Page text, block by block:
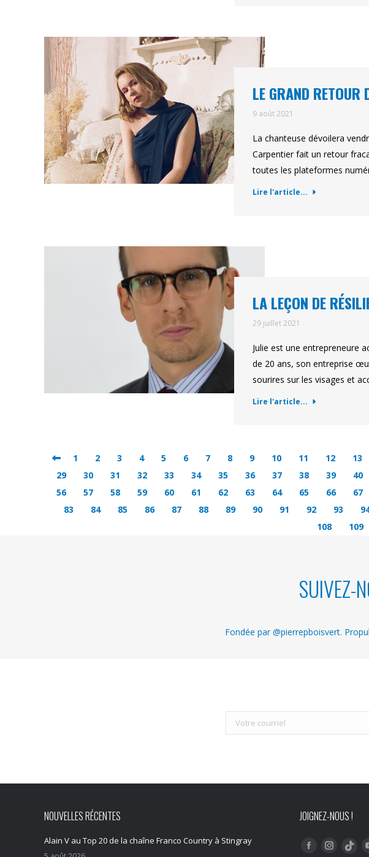
LE GRAND RETOUR
9 août 2021
La chanteuse dévoilera
Carpentier fait un retour
toutes les plateformes
Lire l'article...
LA LEÇON DE
29 juillet 2021
Julie est une entrepreneure
de 20 ans, son entreprise
sourires sur les visages et
Lire l'article...
1 2 3 4 5 6 7 8 9 10 11 12 13
29
30 31 32 33 34 35 36 37 38 39 40
56
57 58 59 60 61 62 63 64 65 66 67
83
84 85 86 87 88 89 90 91 92 93
108
109
SUIVEZ-
Fondée par @pierrepboisvert.
NOUVELLES RÉCENTES
Alain V au Top 20 de la chaîne Franco Country à Stingray
JOIGNEZ-NOUS !
Trouvez nous sur :
FacebookInstagram
Tiktok